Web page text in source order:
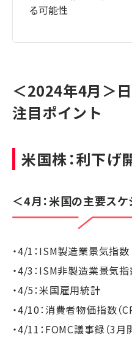
る可能性
＜2024年4月＞
注目ポイント
米国株：利下げ
＜4月：米国の主要スケ
・4/1：ISM製造業景気指数
・4/3：ISM非製造業景気
・4/5：米国雇用統計
・4/10：消費者物価指数（
・4/11：FOMC議事録（3月